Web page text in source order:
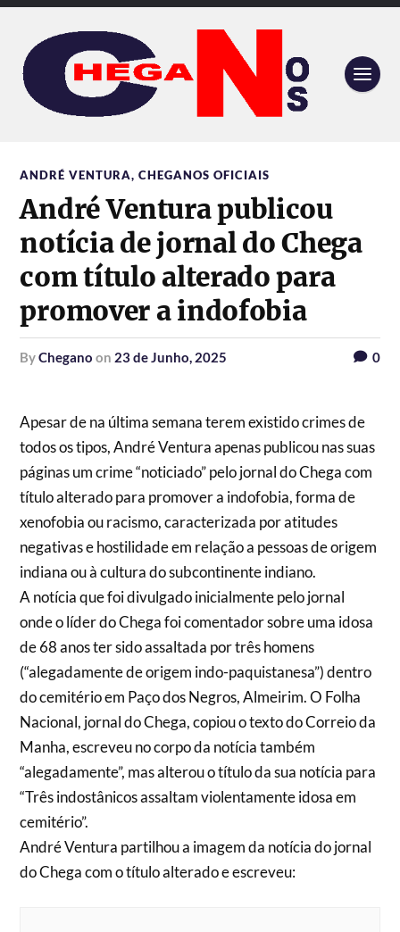
ANDRÉ VENTURA,CHEGANOS OFICIAIS
André Ventura publicou
notícia de jornal do Chega
com título alterado para
promover a indofobia
byChegano on 23 de Junho, 2025 0
Apesar de na última semana terem existido crimes de
todos os tipos, André Ventura apenas publicou nas suas
páginas um crime “noticiado” pelo jornal do Chega com
título alterado para promover a indofobia, forma de
xenofobia ou racismo, caracterizada por atitudes
negativas e hostilidade em relação a pessoas de origem
indiana ou à cultura do subcontinente indiano.
A notícia que foi divulgado inicialmente pelo jornal
onde o líder do Chega foi comentador sobre uma idosa
de 68 anos ter sido assaltada por três homens
(“alegadamente de origem indo-paquistanesa”) dentro
do cemitério em Paço dos Negros, Almeirim. O Folha
Nacional, jornal do Chega, copiou o texto do Correio da
Manha, escreveu no corpo da notícia também
“alegadamente”, mas alterou o título da sua notícia para
“Três indostânicos assaltam violentamente idosa em
cemitério”.
André Ventura partilhou a imagem da notícia do jornal
do Chega com o título alterado e escreveu: